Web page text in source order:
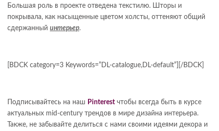
Большая роль в проекте отведена текстилю. Шторы и
покрывала, как насыщенные цветом холсты, оттеняют общий
сдержанный интерьер.
[BDCK category=3 Keywords=”DL-catalogue,DL-default”][/BDCK]
Подписывайтесь на наш Pinterest чтобы всегда быть в курсе
актуальных mid-century трендов в мире дизайна интерьера.
Также, не забывайте делиться с нами своими идеями декора и